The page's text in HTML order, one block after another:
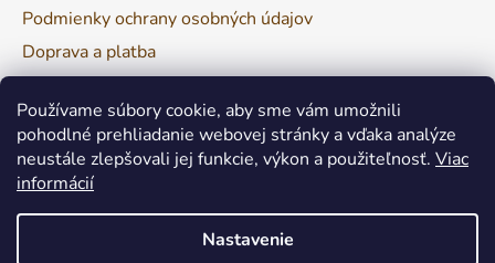
Používame súbory cookie, aby sme vám umožnili
pohodlné prehliadanie webovej stránky a vďaka analýze
neustále zlepšovali jej funkcie, výkon a použiteľnosť. Viac
informácií
Nastavenie
e
Podmienky ochrany osobných údajov
Doprava a platba
Facebook